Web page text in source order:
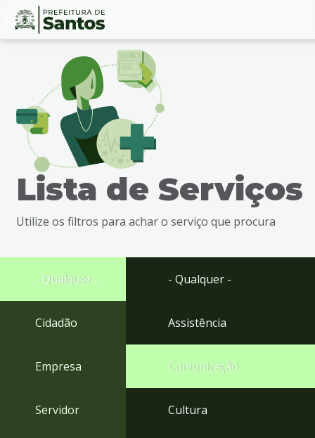
Ir
busca
Ir
rodapé
Conteúdo
Lista de Serviços
Utilize os filtros para achar o serviço que procura
- Qualquer -
Cidadão
Empresa
Servidor
- Qualquer -
Assistência
Comunicação
Cultura